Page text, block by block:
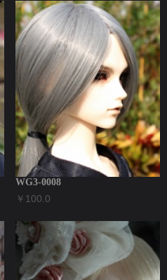
WG3-0008
￥100.0